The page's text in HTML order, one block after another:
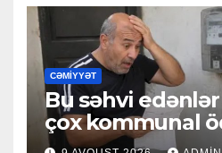
CƏMIYYƏT
Bu səhvi
çox kommunal